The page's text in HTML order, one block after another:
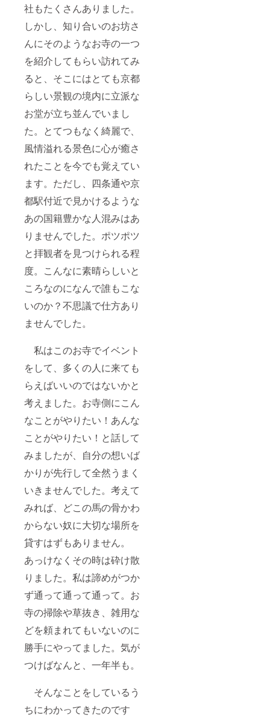
社もたくさんありました。
しかし、知り合いのお坊さ
んにそのようなお寺の一つ
を紹介してもらい訪れてみ
ると、そこにはとても京都
らしい景観の境内に立派な
お堂が立ち並んでいまし
た。とてつもなく綺麗で、
風情溢れる景色に心が癒さ
れたことを今でも覚えてい
ます。ただし、四条通や京
都駅付近で見かけるような
あの国籍豊かな人混みはあ
りませんでした。ポツポツ
と拝観者を見つけられる程
度。こんなに素晴らしいと
ころなのになんで誰もこな
いのか？不思議で仕方あり
ませんでした。
私はこのお寺でイベント
をして、多くの人に来ても
らえばいいのではないかと
考えました。お寺側にこん
なことがやりたい！あんな
ことがやりたい！と話して
みましたが、自分の想いば
かりが先行して全然うまく
いきませんでした。考えて
みれば、どこの馬の骨かわ
からない奴に大切な場所を
貸すはずもありません。
あっけなくその時は砕け散
りました。私は諦めがつか
ず通って通って通って。お
寺の掃除や草抜き、雑用な
どを頼まれてもいないのに
勝手にやってました。気が
つけばなんと、一年半も。
そんなことをしているう
ちにわかってきたのです